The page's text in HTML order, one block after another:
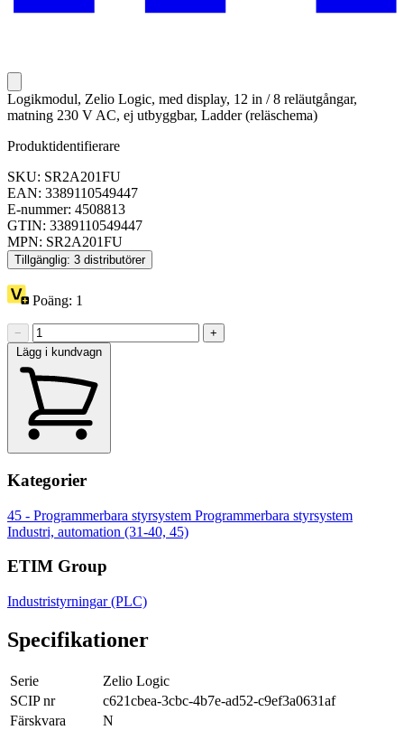
Logikmodul, Zelio Logic, med display, 12 in / 8 reläutgångar,
matning 230 V AC, ej utbyggbar, Ladder (reläschema)
Produktidentifierare
SKU: SR2A201FU
EAN: 3389110549447
E-nummer: 4508813
GTIN: 3389110549447
MPN: SR2A201FU
Tillgänglig: 3 distributörer
Poäng: 1
−
+
Lägg i kundvagn
Kategorier
45 - Programmerbara styrsystem Programmerbara styrsystem
Industri, automation (31-40, 45)
ETIM Group
Industristyrningar (PLC)
Specifikationer
Serie
Zelio Logic
SCIP nr
c621cbea-3cbc-4b7e-ad52-c9ef3a0631af
Färskvara
N